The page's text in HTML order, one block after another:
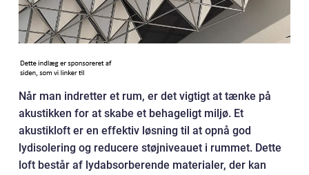
Når man indretter et rum, er det vigtigt at tænke på
akustikken for at skabe et behageligt miljø. Et
akustikloft er en effektiv løsning til at opnå god
lydisolering og reducere støjniveauet i rummet. Dette
loft består af lydabsorberende materialer, der kan